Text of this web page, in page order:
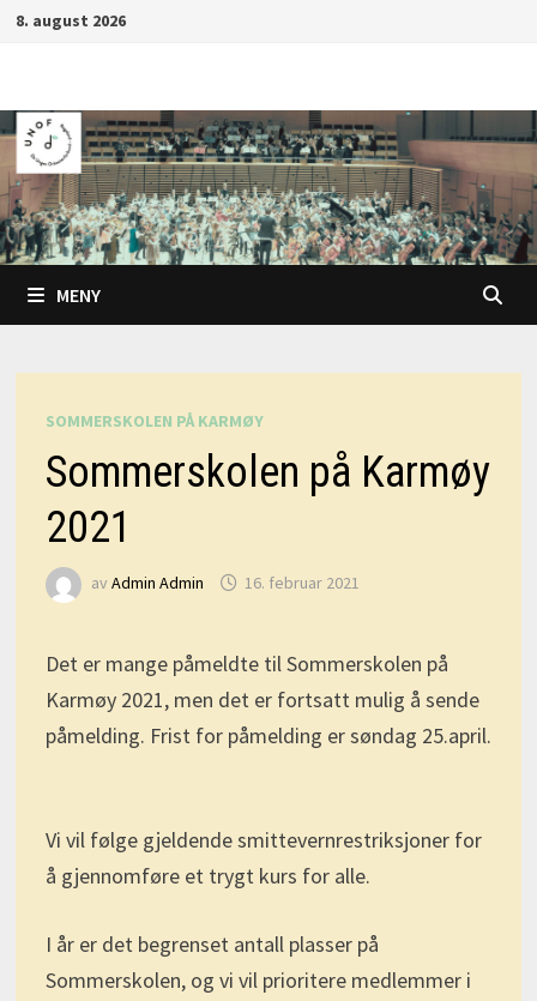
Gå8. august 2026
MENY
SOMMERSKOLEN PÅ KARMØY
Sommerskolen på Karmøy
2021
av Admin Admin 16. februar 2021
Det er mange påmeldte til Sommerskolen på
Karmøy 2021, men det er fortsatt mulig å sende
påmelding. Frist for påmelding er søndag 25.april.
Vi vil følge gjeldende smittevernrestriksjoner for
å gjennomføre et trygt kurs for alle.
I år er det begrenset antall plasser på
Sommerskolen, og vi vil prioritere medlemmer i